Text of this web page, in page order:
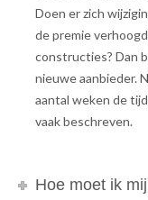
Doen er zich
de premie
constructies? Dan
nieuwe aanbieder.
aantal weken de
vaak beschreven.
Hoe moet ik